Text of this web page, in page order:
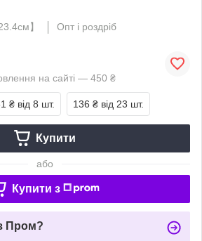
】
Опт і роздріб
на сайті — 450 ₴
₴ від 8 шт. 136 ₴ від 23 шт.
Купити
або
Купити з
Пром?